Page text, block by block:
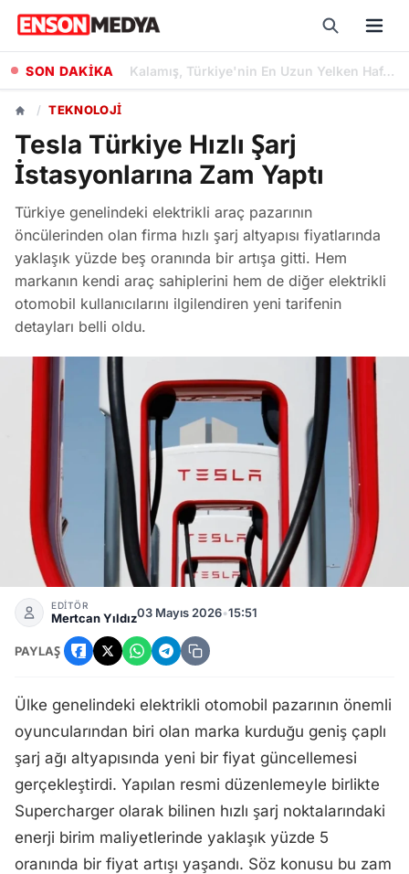
SON DAKİKA Ormanya Açık Hava Sineması Etkinlikleri Kocaeli'de Yaz Boyunca Devam Edecek
/ TEKNOLOJI
Tesla Türkiye Hızlı Şarj
İstasyonlarına Zam Yaptı
Türkiye genelindeki elektrikli araç pazarının
öncülerinden olan firma hızlı şarj altyapısı fiyatlarında
yaklaşık yüzde beş oranında bir artışa gitti. Hem
markanın kendi araç sahiplerini hem de diğer elektrikli
otomobil kullanıcılarını ilgilendiren yeni tarifenin
detayları belli oldu.
Tesla Türkiye Hızlı Şarj İstasyonlarına Zam Yaptı
EDİTÖR
Mertcan Yıldız03 Mayıs 2026•15:51
PAYLAŞ
Ülke genelindeki elektrikli otomobil pazarının önemli
oyuncularından biri olan marka kurduğu geniş çaplı
şarj ağı altyapısında yeni bir fiyat güncellemesi
gerçekleştirdi. Yapılan resmi düzenlemeyle birlikte
Supercharger olarak bilinen hızlı şarj noktalarındaki
enerji birim maliyetlerinde yaklaşık yüzde 5
oranında bir fiyat artışı yaşandı. Söz konusu bu zam